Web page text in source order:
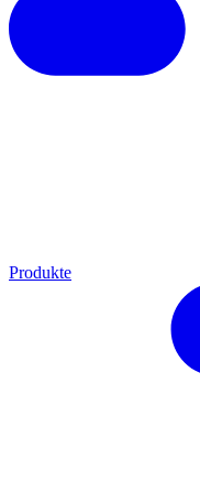
Produkte